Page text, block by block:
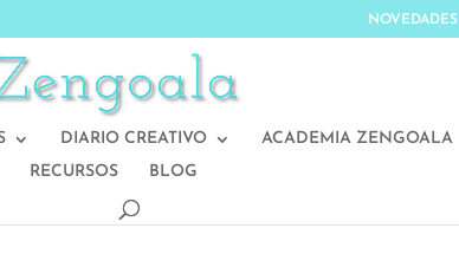
NOVEDADES
DIARIO CREATIVO ACADEMIA ZENGOALA
RECURSOS
BLOG